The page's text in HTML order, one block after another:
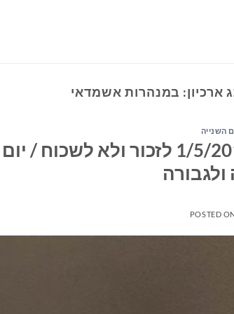
ארכיון: במנהרות אשמדאי
השנייה
ספרים חדשים – מומלצי השבוע 1/5/2016 לזכור ולא לשכוח / יום
ולגבורה
POSTED